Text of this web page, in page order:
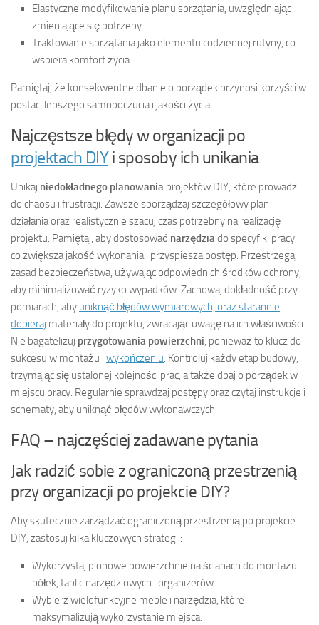
Elastyczne modyfikowanie planu sprzątania, uwzględniając
zmieniające się potrzeby.
Traktowanie sprzątania jako elementu codziennej rutyny, co
wspiera komfort życia.
Pamiętaj, że konsekwentne dbanie o porządek przynosi korzyści w
postaci lepszego samopoczucia i jakości życia.
Najczęstsze błędy w organizacji po
projektach DIYi sposoby ich unikania
Unikaj niedokładnego planowania projektów DIY, które prowadzi
do chaosu i frustracji. Zawsze sporządzaj szczegółowy plan
działania oraz realistycznie szacuj czas potrzebny na realizację
projektu. Pamiętaj, aby dostosować narzędziado specyfiki pracy,
co zwiększa jakość wykonania i przyspiesza postęp. Przestrzegaj
zasad bezpieczeństwa, używając odpowiednich środków ochrony,
aby minimalizować ryzyko wypadków. Zachowaj dokładność przy
pomiarach, aby uniknąć błędów wymiarowych, oraz starannie
dobieraj materiały do projektu, zwracając uwagę na ich właściwości.
Nie bagatelizuj przygotowania powierzchni, ponieważ to klucz do
sukcesu w montażu i wykończeniu. Kontroluj każdy etap budowy,
trzymając się ustalonej kolejności prac, a także dbaj o porządek w
miejscu pracy. Regularnie sprawdzaj postępy oraz czytaj instrukcje i
schematy, aby uniknąć błędów wykonawczych.
FAQ – najczęściej zadawane pytania
Jak radzić sobie z ograniczoną przestrzenią
przy organizacji po projekcie DIY?
Aby skutecznie zarządzać ograniczoną przestrzenią po projekcie
DIY, zastosuj kilka kluczowych strategii:
Wykorzystaj pionowe powierzchnie na ścianach do montażu
półek, tablic narzędziowych i organizerów.
Wybierz wielofunkcyjne meble i narzędzia, które
maksymalizują wykorzystanie miejsca.